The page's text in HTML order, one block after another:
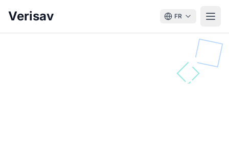
Verisav FR
Verisav s'intègre à
votre écosystème